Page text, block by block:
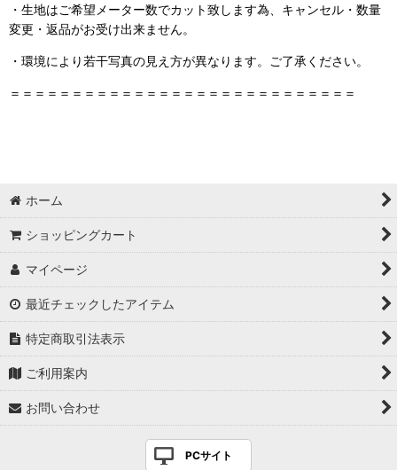
・生地はご希望メーター数でカット致します為、キャンセル・数量
変更・返品がお受け出来ません。
・環境により若干写真の見え方が異なります。ご了承ください。
＝＝＝＝＝＝＝＝＝＝＝＝＝＝＝＝＝＝＝＝＝＝＝＝＝＝＝＝
ホーム
ショッピングカート
マイページ
最近チェックしたアイテム
特定商取引法表示
ご利用案内
お問い合わせ
PCサイト